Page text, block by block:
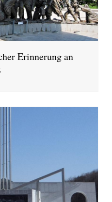
Erinnerung an